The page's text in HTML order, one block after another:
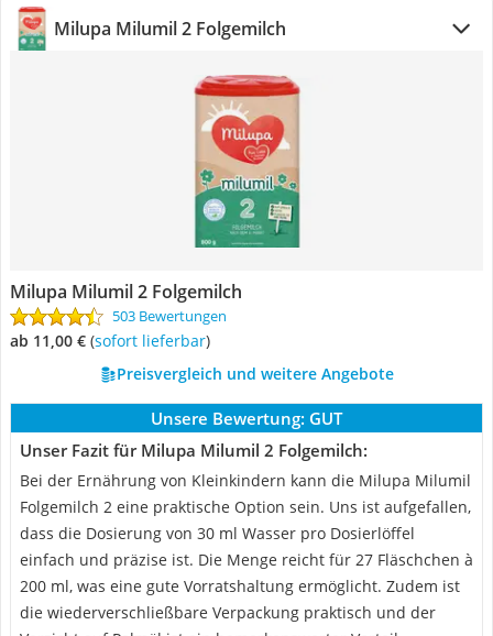
Milupa Milumil 2 Folgemilch
Milupa Milumil 2 Folgemilch
503 Bewertungen
ab 11,00 € ( Sofort lieferbar)
Preisvergleich und weitere Angebote
Unsere Bewertung: GUT
Unser Fazit für Milupa Milumil 2 Folgemilch:
Bei der Ernährung von Kleinkindern kann die Milupa Milumil
Folgemilch 2 eine praktische Option sein. Uns ist aufgefallen,
dass die Dosierung von 30 ml Wasser pro Dosierlöffel
einfach und präzise ist. Die Menge reicht für 27 Fläschchen à
200 ml, was eine gute Vorratshaltung ermöglicht. Zudem ist
die wiederverschließbare Verpackung praktisch und der